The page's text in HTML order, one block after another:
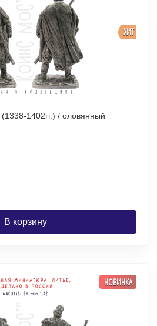
ХИТ
1402гг.) / оловянный
В корзину
НОВИНКА